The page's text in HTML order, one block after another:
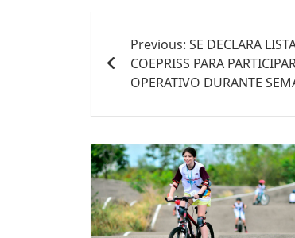
de
entradas
Previous: SE DECLARA
COEPRISS PARA
OPERATIVO DURANTE